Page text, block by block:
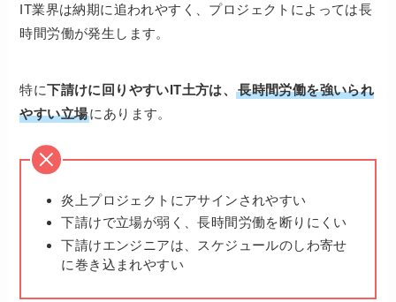
IT業界は納期に追われやすく、プロジェクトによっては長
時間労働が発生します。
特に下請けに回りやすいIT土方は、長時間労働を強いられ
やすい立場にあります。
炎上プロジェクトにアサインされやすい
下請けで立場が弱く、長時間労働を断りにくい
下請けエンジニアは、スケジュールのしわ寄せ
に巻き込まれやすい